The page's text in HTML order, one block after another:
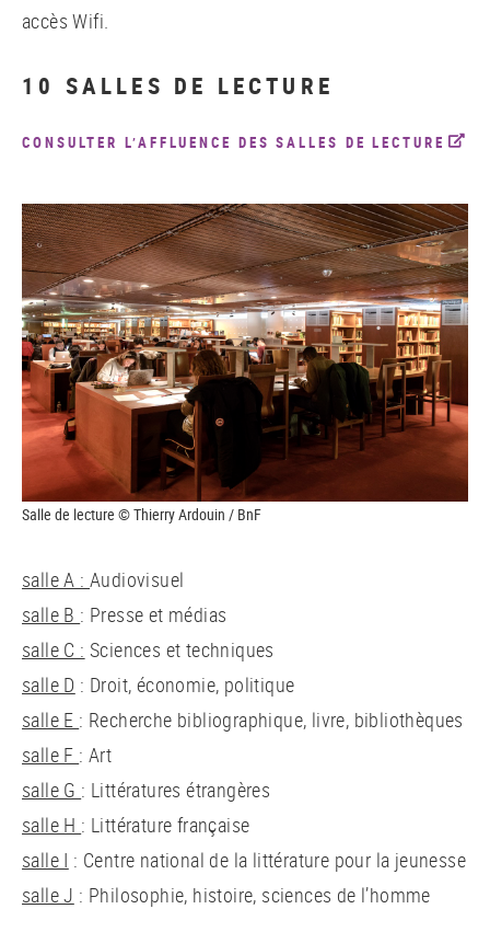
accès Wifi.
10 SALLES DE LECTURE
CONSULTER L’AFFLUENCE DES SALLES DE LECTURE
Salle de lecture © Thierry Ardouin / BnF
salle A :Audiovisuel
salle B : Presse et médias
salle C : Sciences et techniques
salle D : Droit, économie, politique
salle E : Recherche bibliographique, livre, bibliothèques
salle F : Art
salle G : Littératures étrangères
salle H : Littérature française
salle I : Centre national de la littérature pour la jeunesse
salle J : Philosophie, histoire, sciences de l’homme